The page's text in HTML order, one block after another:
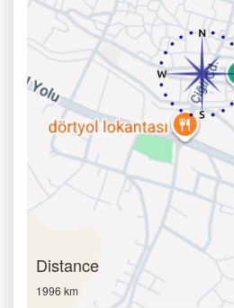
Distance
1996 km